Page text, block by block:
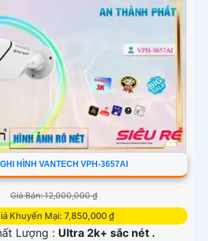
HÌNH VANTECH VPH-3657AI
Giá Bán: 12,000,000 ₫
Khuyến Mại: 7,850,000 ₫
Lượng : Ultra 2k+ sắc nét .